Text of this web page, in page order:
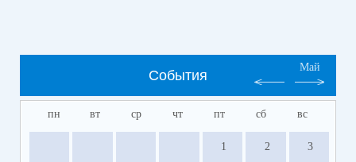
События
Май
пн вт ср чт пт сб вс
1 2 3